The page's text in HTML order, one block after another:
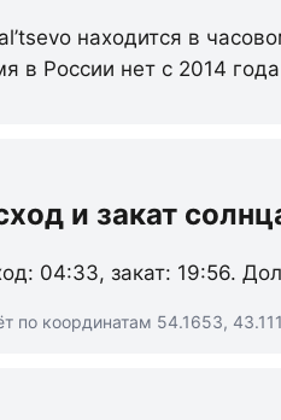
находится в
в России нет с 2014
и закат
04:33, закат: 19:56.
по координатам 54.1653,